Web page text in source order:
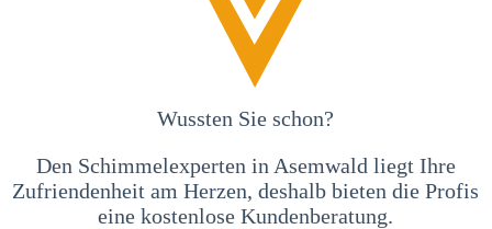
Wussten Sie schon?
Den Schimmelexperten in Asemwald liegt Ihre
Zufriendenheit am Herzen, deshalb bieten die Profis
eine kostenlose Kundenberatung.